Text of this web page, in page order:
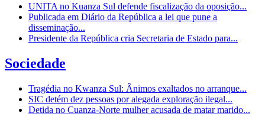
UNITA no Kuanza Sul defende fiscalização da oposição...
Publicada em Diário da República a lei que pune a
disseminação...
Presidente da República cria Secretaria de Estado para...
Sociedade
Tragédia no Kwanza Sul: Ânimos exaltados no arranque...
SIC detém dez pessoas por alegada exploração ilegal...
Detida no Cuanza-Norte mulher acusada de matar marido...